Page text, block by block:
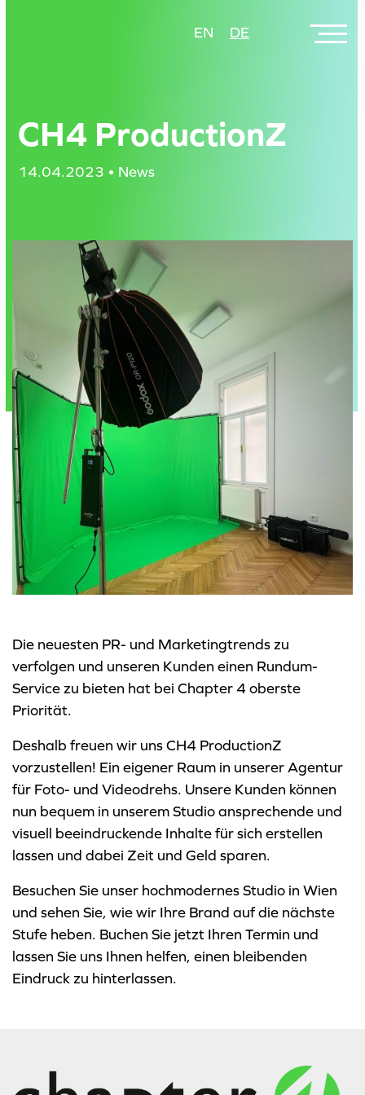
EN DE
CH4 ProductionZ
14.04.2023 • News
Die neuesten PR- und Marketingtrends zu
verfolgen und unseren Kunden einen Rundum-
Service zu bieten hat bei Chapter 4 oberste
Priorität.
Deshalb freuen wir uns CH4 ProductionZ
vorzustellen! Ein eigener Raum in unserer Agentur
für Foto- und Videodrehs. Unsere Kunden können
nun bequem in unserem Studio ansprechende und
visuell beeindruckende Inhalte für sich erstellen
lassen und dabei Zeit und Geld sparen.
Besuchen Sie unser hochmodernes Studio in Wien
und sehen Sie, wie wir Ihre Brand auf die nächste
Stufe heben. Buchen Sie jetzt Ihren Termin und
lassen Sie uns Ihnen helfen, einen bleibenden
Eindruck zu hinterlassen.